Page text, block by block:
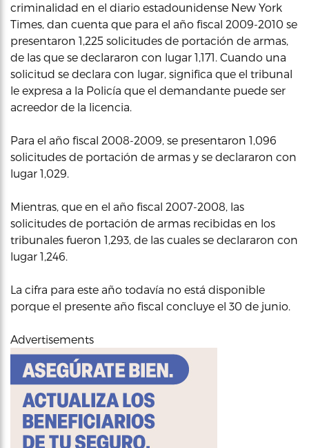
criminalidad en el diario estadounidense New York
Times, dan cuenta que para el año fiscal 2009-2010 se
presentaron 1,225 solicitudes de portación de armas,
de las que se declararon con lugar 1,171. Cuando una
solicitud se declara con lugar, significa que el tribunal
le expresa a la Policía que el demandante puede ser
acreedor de la licencia.
Para el año fiscal 2008-2009, se presentaron 1,096
solicitudes de portación de armas y se declararon con
lugar 1,029.
Mientras, que en el año fiscal 2007-2008, las
solicitudes de portación de armas recibidas en los
tribunales fueron 1,293, de las cuales se declararon con
lugar 1,246.
La cifra para este año todavía no está disponible
porque el presente año fiscal concluye el 30 de junio.
Advertisements